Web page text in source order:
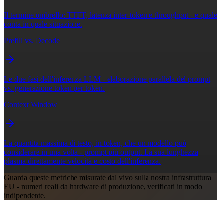
Il termine ombrello: TTFT, latenza inter-token e throughput - e quale
conta in quale situazione.
Prefill vs. Decode
Le due fasi dell'inferenza LLM - elaborazione parallela del prompt
vs. generazione token per token.
Context Window
La quantità massima di testo, in token, che un modello può
considerare in una volta - prompt più output. La sua lunghezza
plasma direttamente velocità e costo dell'inferenza.
Guarda queste metriche misurate dal vivo sulla nostra infrastruttura
EU - numeri reali da hardware di produzione, verificati in modo
indipendente.